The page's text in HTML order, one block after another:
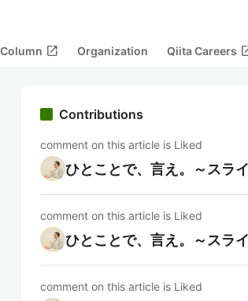
open_in_new Organization Qiita Careers
Contributions
comment on this article is Liked
ひとことで、言え。～スラ
comment on this article is Liked
ひとことで、言え。～スラ
comment on this article is Liked